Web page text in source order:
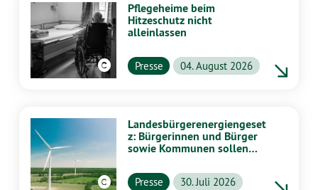
Pflegeheime beim
Hitzeschutz nicht
alleinlassen
Presse 04. August 2026
Landesbürgerenergiengeset
z: Bürgerinnen und Bürger
sowie Kommunen sollen
profitieren
Presse 30. Juli 2026